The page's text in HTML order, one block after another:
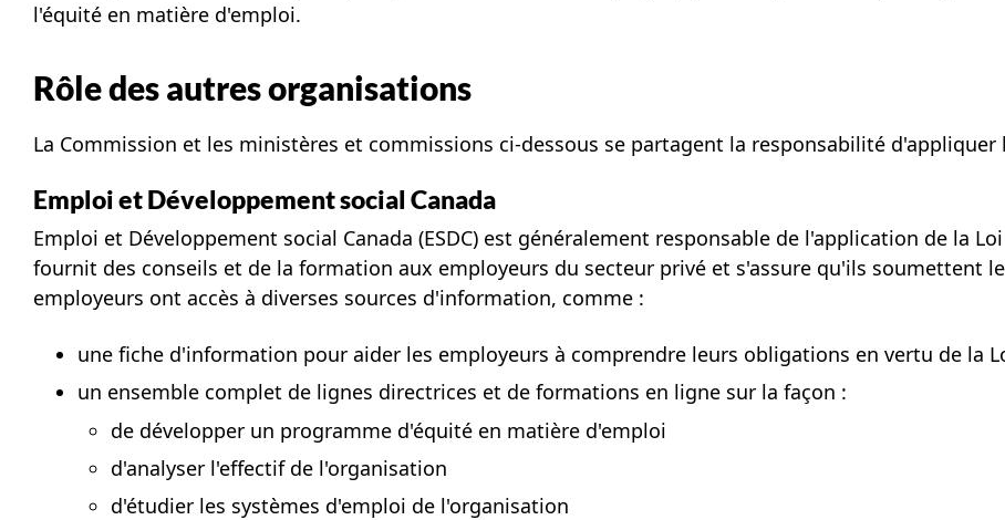
l'équité en matière d'emploi.
Rôle des autres organisations
La Commission et les ministères et commissions ci-dessous se partagent la responsabilité
Emploi et Développement social Canada
Emploi et Développement social Canada (ESDC) est généralement responsable de l'application de la
fournit des conseils et de la formation aux employeurs du secteur privé et s'assure qu'ils soumettent
employeurs ont accès à diverses sources d'information, comme :
une fiche d'information pour aider les employeurs à comprendre leurs obligations en vertu de la
un ensemble complet de lignes directrices et de formations en ligne sur la façon :
de développer un programme d'équité en matière d'emploi
d'analyser l'effectif de l'organisation
d'étudier les systèmes d'emploi de l'organisation